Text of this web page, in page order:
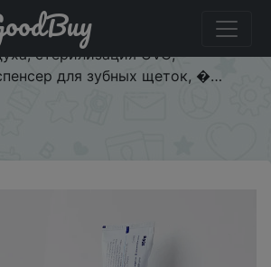
Новый Умный
LIUSHU, держатель для зубных
стерилизация UVC,
для зубных щеток, �…